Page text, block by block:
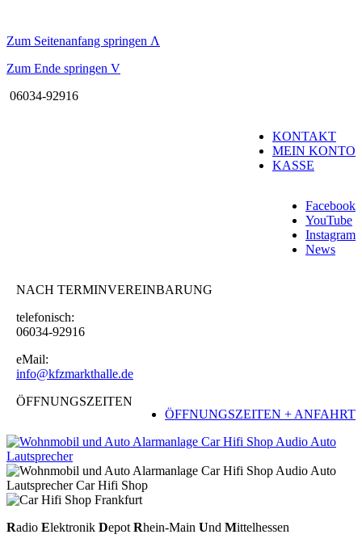
Zum Seitenanfang springen Λ
Zum Ende springen V
06034-92916
KONTAKT
MEIN KONTO
KASSE
Facebook
YouTube
Instagram
News
NACH TERMINVEREINBARUNG
telefonisch:
06034-92916
eMail:
info@kfzmarkthalle.de
ÖFFNUNGSZEITEN
ÖFFNUNGSZEITEN + ANFAHRT
Radio Elektronik Depot Rhein-Main Und Mittelhessen